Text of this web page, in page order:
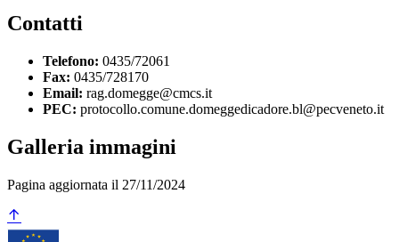
Contatti
Telefono: 0435/72061
Fax: 0435/728170
Email: rag.domegge@cmcs.it
PEC: protocollo.comune.domeggedicadore.bl@pecveneto.it
Galleria immagini
Pagina aggiornata il 27/11/2024